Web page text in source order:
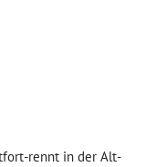
rennt in der Alt-